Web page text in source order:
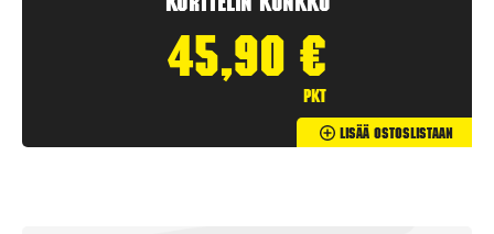
Korttelin kunkku
45,90 €
pkt
Lisää Ostoslistaan